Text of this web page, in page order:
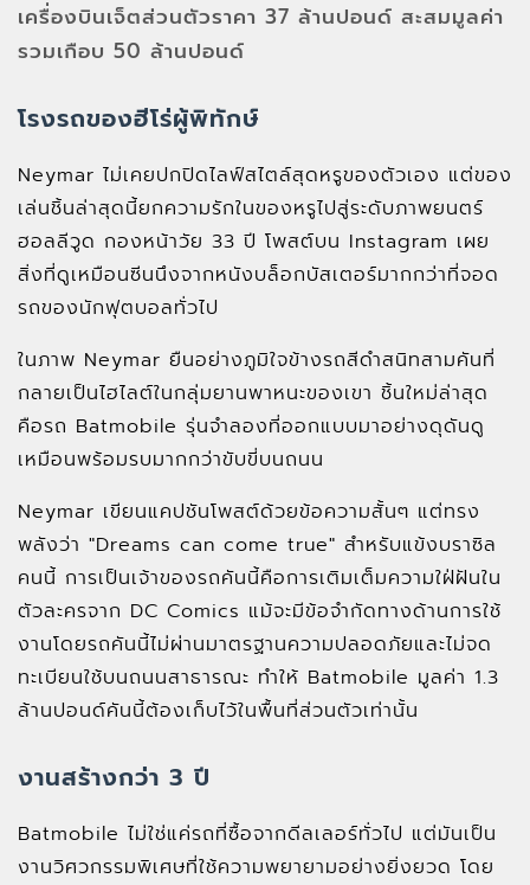
เครื่องบินเจ็ตส่วนตัวราคา 37 ล้านปอนด์ สะสมมูลค่า
รวมเกือบ 50 ล้านปอนด์
โรงรถของฮีโร่ผู้พิทักษ์
Neymar ไม่เคยปกปิดไลฟ์สไตล์สุดหรูของตัวเอง แต่ของ
เล่นชิ้นล่าสุดนี้ยกความรักในของหรูไปสู่ระดับภาพยนตร์
ฮอลลีวูด กองหน้าวัย 33 ปี โพสต์บน Instagram เผย
สิ่งที่ดูเหมือนซีนนึงจากหนังบล็อกบัสเตอร์มากกว่าที่จอด
รถของนักฟุตบอลทั่วไป
ในภาพ Neymar ยืนอย่างภูมิใจข้างรถสีดำสนิทสามคันที่
กลายเป็นไฮไลต์ในกลุ่มยานพาหนะของเขา ชิ้นใหม่ล่าสุด
คือรถ Batmobile รุ่นจำลองที่ออกแบบมาอย่างดุดันดู
เหมือนพร้อมรบมากกว่าขับขี่บนถนน
Neymar เขียนแคปชันโพสต์ด้วยข้อความสั้นๆ แต่ทรง
พลังว่า "Dreams can come true" สำหรับแข้งบราซิล
คนนี้ การเป็นเจ้าของรถคันนี้คือการเติมเต็มความใฝ่ฝันใน
ตัวละครจาก DC Comics แม้จะมีข้อจำกัดทางด้านการใช้
งานโดยรถคันนี้ไม่ผ่านมาตรฐานความปลอดภัยและไม่จด
ทะเบียนใช้บนถนนสาธารณะ ทำให้ Batmobile มูลค่า 1.3
ล้านปอนด์คันนี้ต้องเก็บไว้ในพื้นที่ส่วนตัวเท่านั้น
งานสร้างกว่า 3 ปี
Batmobile ไม่ใช่แค่รถที่ซื้อจากดีลเลอร์ทั่วไป แต่มันเป็น
งานวิศวกรรมพิเศษที่ใช้ความพยายามอย่างยิ่งยวด โดย